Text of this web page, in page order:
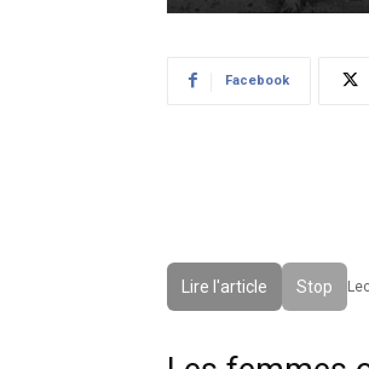
Facebook
Lire l'article Stop